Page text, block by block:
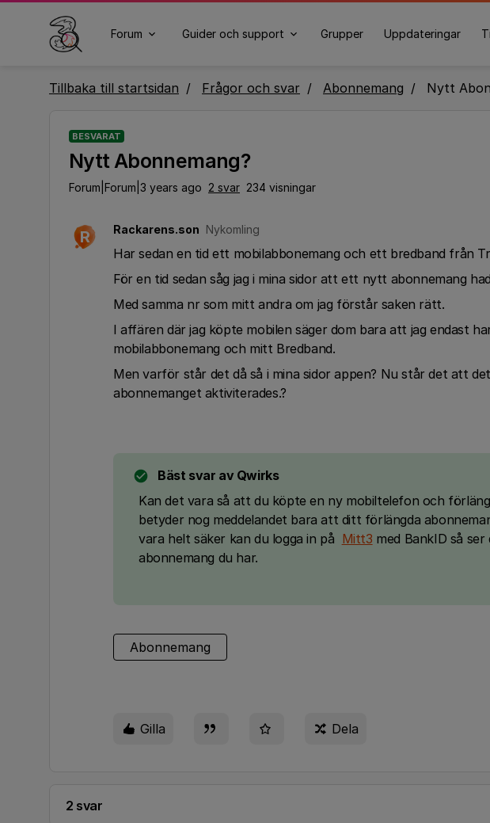
Forum Guider och support Grupper Uppdateringar
Tillbaka till startsidan Frågor och svar Abonnemang Nytt
BESVARAT
Nytt Abonnemang?
Forum|Forum|3 years ago 2 svar 234 visningar
R Rackarens.son Nykomling
Har sedan en tid ett mobilabbonemang och ett bredband från
För en tid sedan såg jag i mina sidor att ett nytt abonnemang
Med samma nr som mitt andra om jag förstår saken rätt.
I affären där jag köpte mobilen säger dom bara att jag endast
mobilabbonemang och mitt Bredband.
Men varför står det då så i mina sidor appen? Nu står det att
abonnemanget aktiviterades.?
Bäst svar av Qwirks
Kan det vara så att du köpte en ny mobiltelefon och
betyder nog meddelandet bara att ditt förlängda
vara helt säker kan du logga in på Mitt3 med BankID så
abonnemang du har.
Abonnemang
Gilla Dela
2 svar